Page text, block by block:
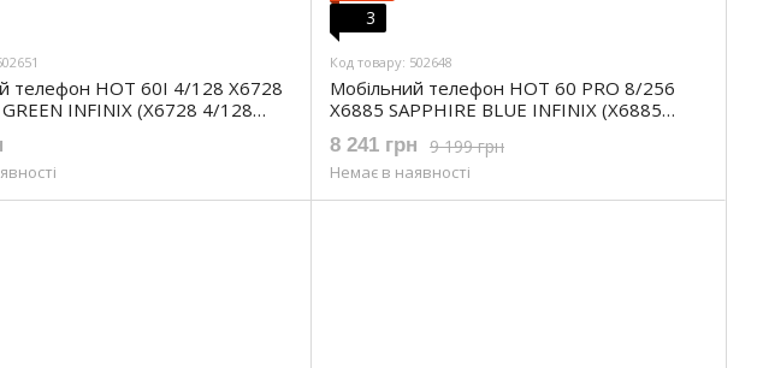
телефон HOT 60I 4/128 X6728
INFINIX (X6728 4/128
3
Код товару: 502648
Мобільний телефон HOT 60 PRO 8/256
X6885 SAPPHIRE BLUE INFINIX (X6885
8/256 SAPPHIRE BLUE)
9 199 грн
8 241 грн
Немає в наявності